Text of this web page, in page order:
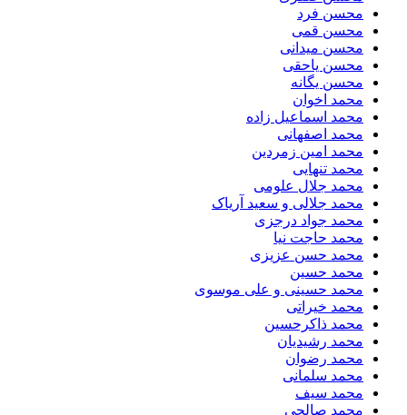
محسن فرد
محسن قمی
محسن میدانی
محسن یاحقی
محسن یگانه
محمد اخوان
محمد اسماعیل زاده
محمد اصفهانی
محمد امین زمردین
محمد تنهایی
محمد جلال علومی
محمد جلالی و سعید آریاک
محمد جواد درجزی
محمد حاجت نیا
محمد حسن عزیزی
محمد حسین
محمد حسینی و علی موسوی
محمد خیراتی
محمد ذاکرحسین
محمد رشیدیان
محمد رضوان
محمد سلمانی
محمد سیف
محمد صالحی